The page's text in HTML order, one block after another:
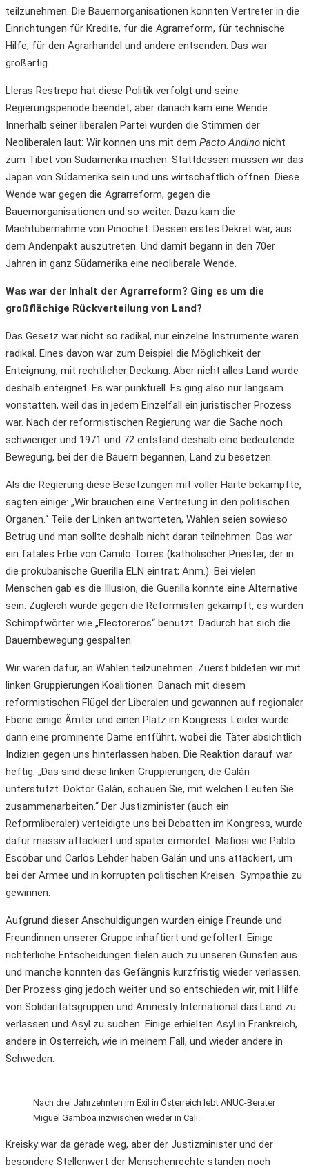
teilzunehmen. Die Bauernorganisationen konnten Vertreter in die
Einrichtungen für Kredite, für die Agrarreform, für technische
Hilfe, für den Agrarhandel und andere entsenden. Das war
großartig.
Lleras Restrepo hat diese Politik verfolgt und seine
Regierungsperiode beendet, aber danach kam eine Wende.
Innerhalb seiner liberalen Partei wurden die Stimmen der
Neoliberalen laut: Wir können uns mit dem Pacto Andino nicht
zum Tibet von Südamerika machen. Stattdessen müssen wir das
Japan von Südamerika sein und uns wirtschaftlich öffnen. Diese
Wende war gegen die Agrarreform, gegen die
Bauernorganisationen und so weiter. Dazu kam die
Machtübernahme von Pinochet. Dessen erstes Dekret war, aus
dem Andenpakt auszutreten. Und damit begann in den 70er
Jahren in ganz Südamerika eine neoliberale Wende.
Was war der Inhalt der Agrarreform? Ging es um die
großflächige Rückverteilung von Land?
Das Gesetz war nicht so radikal, nur einzelne Instrumente waren
radikal. Eines davon war zum Beispiel die Möglichkeit der
Enteignung, mit rechtlicher Deckung. Aber nicht alles Land wurde
deshalb enteignet. Es war punktuell. Es ging also nur langsam
vonstatten, weil das in jedem Einzelfall ein juristischer Prozess
war. Nach der reformistischen Regierung war die Sache noch
schwieriger und 1971 und 72 entstand deshalb eine bedeutende
Bewegung, bei der die Bauern begannen, Land zu besetzen.
Als die Regierung diese Besetzungen mit voller Härte bekämpfte,
sagten einige: „Wir brauchen eine Vertretung in den politischen
Organen.“ Teile der Linken antworteten, Wahlen seien sowieso
Betrug und man sollte deshalb nicht daran teilnehmen. Das war
ein fatales Erbe von Camilo Torres (katholischer Priester, der in
die prokubanische Guerilla ELN eintrat; Anm.). Bei vielen
Menschen gab es die Illusion, die Guerilla könnte eine Alternative
sein. Zugleich wurde gegen die Reformisten gekämpft, es wurden
Schimpfwörter wie „Electoreros“ benutzt. Dadurch hat sich die
Bauernbewegung gespalten.
Wir waren dafür, an Wahlen teilzunehmen. Zuerst bildeten wir mit
linken Gruppierungen Koalitionen. Danach mit diesem
reformistischen Flügel der Liberalen und gewannen auf regionaler
Ebene einige Ämter und einen Platz im Kongress. Leider wurde
dann eine prominente Dame entführt, wobei die Täter absichtlich
Indizien gegen uns hinterlassen haben. Die Reaktion darauf war
heftig: „Das sind diese linken Gruppierungen, die Galán
unterstützt. Doktor Galán, schauen Sie, mit welchen Leuten Sie
zusammenarbeiten.“ Der Justizminister (auch ein
Reformliberaler) verteidigte uns bei Debatten im Kongress, wurde
dafür massiv attackiert und später ermordet. Mafiosi wie Pablo
Escobar und Carlos Lehder haben Galán und uns attackiert, um
bei der Armee und in korrupten politischen Kreisen Sympathie zu
gewinnen.
Aufgrund dieser Anschuldigungen wurden einige Freunde und
Freundinnen unserer Gruppe inhaftiert und gefoltert. Einige
richterliche Entscheidungen fielen auch zu unseren Gunsten aus
und manche konnten das Gefängnis kurzfristig wieder verlassen.
Der Prozess ging jedoch weiter und so entschieden wir, mit Hilfe
von Solidaritätsgruppen und Amnesty International das Land zu
verlassen und Asyl zu suchen. Einige erhielten Asyl in Frankreich,
andere in Österreich, wie in meinem Fall, und wieder andere in
Schweden.
Nach drei Jahrzehnten im Exil in Österreich lebt ANUC-Berater
Miguel Gamboa inzwischen wieder in Cali.
Kreisky war da gerade weg, aber der Justizminister und der
besondere Stellenwert der Menschenrechte standen noch